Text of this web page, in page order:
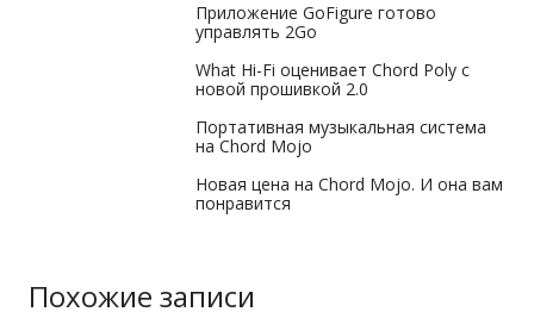
Приложение GoFigure готово
управлять 2Go
What Hi-Fi оценивает Chord Poly с
новой прошивкой 2.0
Портативная музыкальная система
на Chord Mojo
Новая цена на Chord Mojo. И она вам
понравится
Похожие записи